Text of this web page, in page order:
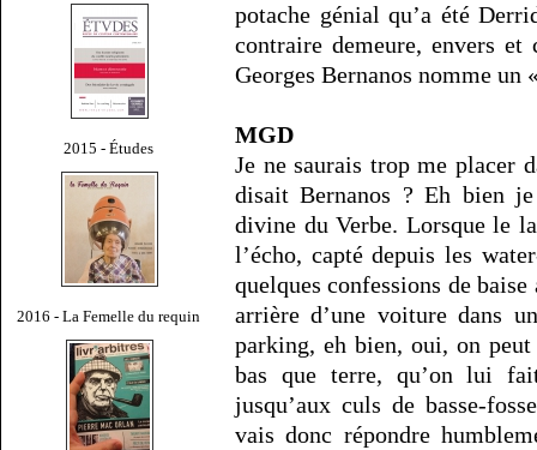
2015 - Études
2016 - La Femelle du requin
potache génial qu’a été
contraire demeure, envers
Georges Bernanos nomme un
MGD
Je ne saurais trop me placer
disait Bernanos ? Eh bien
divine du Verbe. Lorsque le
l’écho, capté depuis les
quelques confessions de
arrière d’une voiture dans
parking, eh bien, oui, on
bas que terre, qu’on lui fait
jusqu’aux culs de basse-
vais donc répondre